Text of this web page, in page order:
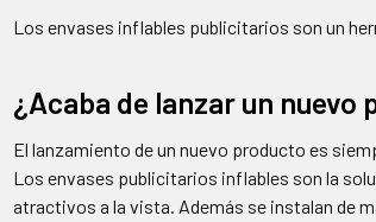
Los envases inflables publicitarios son un
¿Acaba de lanzar un
El lanzamiento de un nuevo producto es
Los envases publicitarios inflables son la
atractivos a la vista. Además se instalan de